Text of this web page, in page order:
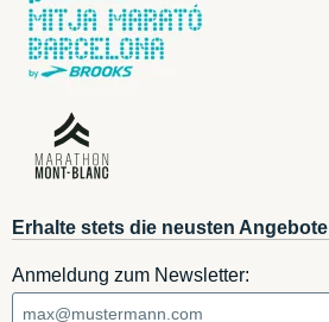
Erhalte stets die neusten Angebote
Anmeldung zum Newsletter: